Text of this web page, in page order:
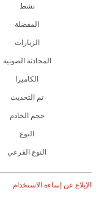
نشط
المفضلة
الزيارات
المحادثة الصوتية
الكاميرا
تم التحديث
حجم الخادم
النوع
النوع الفرعي
الإبلاغ عن إساءة الاستخدام